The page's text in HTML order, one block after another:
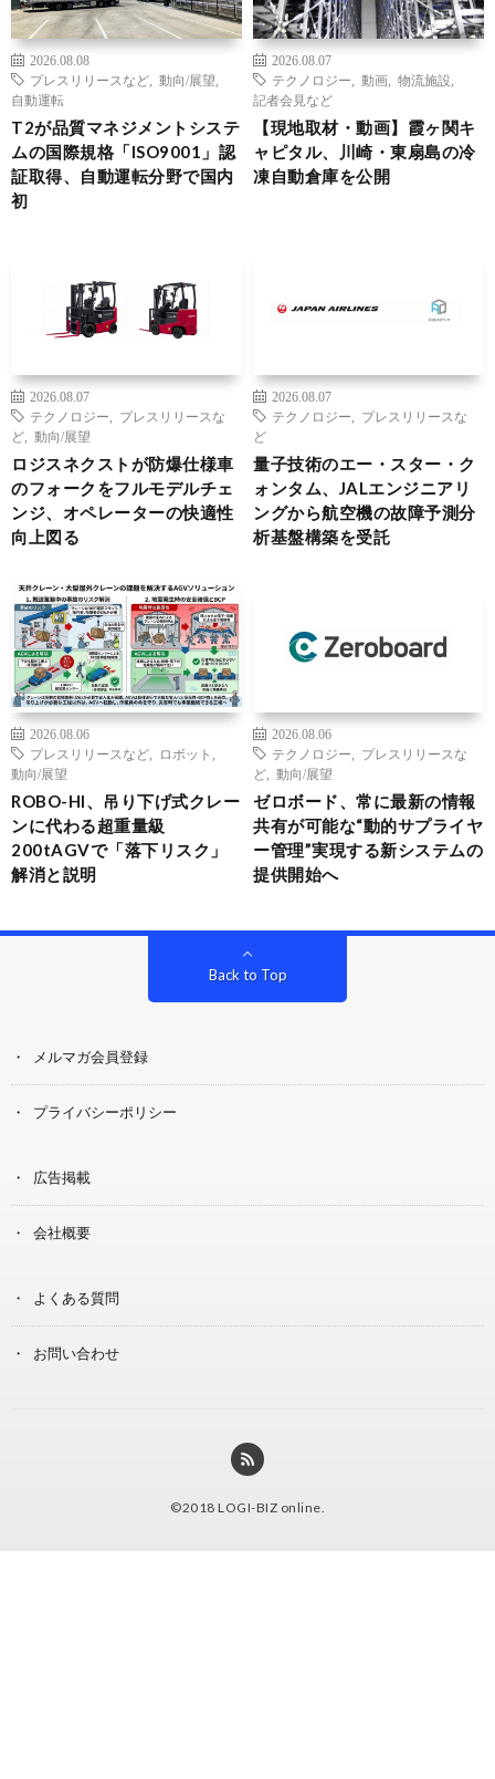
2026.08.08
プレスリリースなど
動向/展望
自動運転
T2が品質マネジメントシステ
ムの国際規格「ISO9001」認
証取得、自動運転分野で国内
初
2026.08.07
テクノロジー
動画 物流施設
記者会見など
【現地取材・動画】霞ヶ関キ
ャピタル、川崎・東扇島の冷
凍自動倉庫を公開
2026.08.07
テクノロジー
プレスリリースな
ど
動向/展望
ロジスネクストが防爆仕様車
のフォークをフルモデルチェ
ンジ、オペレーターの快適性
向上図る
2026.08.07
テクノロジー
プレスリリースな
ど
量子技術のエー・スター・ク
ォンタム、JALエンジニアリ
ングから航空機の故障予測分
析基盤構築を受託
2026.08.06
プレスリリースなど
ロボット
動向/展望
ROBO-HI、吊り下げ式クレー
ンに代わる超重量級
200tAGVで「落下リスク」
解消と説明
2026.08.06
テクノロジー
プレスリリースな
ど
動向/展望
ゼロボード、常に最新の情報
共有が可能な“動的サプライヤ
ー管理”実現する新システムの
提供開始へ
Back to Top
メルマガ会員登録
プライバシーポリシー
広告掲載
会社概要
よくある質問
お問い合わせ
©2018 LOGI-BIZ online